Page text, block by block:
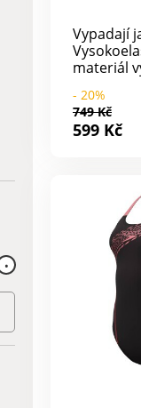
Vypadají
materiál
měkké
ženský
pro
30 °C.
střih.
Skvělý
- 20%
749 Kč
599 Kč